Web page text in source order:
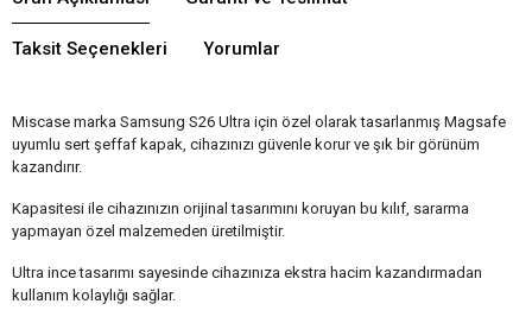
Taksit Seçenekleri Yorumlar
Miscase marka Samsung S26 Ultra için özel olarak tasarlanmış Magsafe
uyumlu sert şeffaf kapak, cihazınızı güvenle korur ve şık bir görünüm
kazandırır.
Kapasitesi ile cihazınızın orijinal tasarımını koruyan bu kılıf, sararma
yapmayan özel malzemeden üretilmiştir.
Ultra ince tasarımı sayesinde cihazınıza ekstra hacim kazandırmadan
kullanım kolaylığı sağlar.